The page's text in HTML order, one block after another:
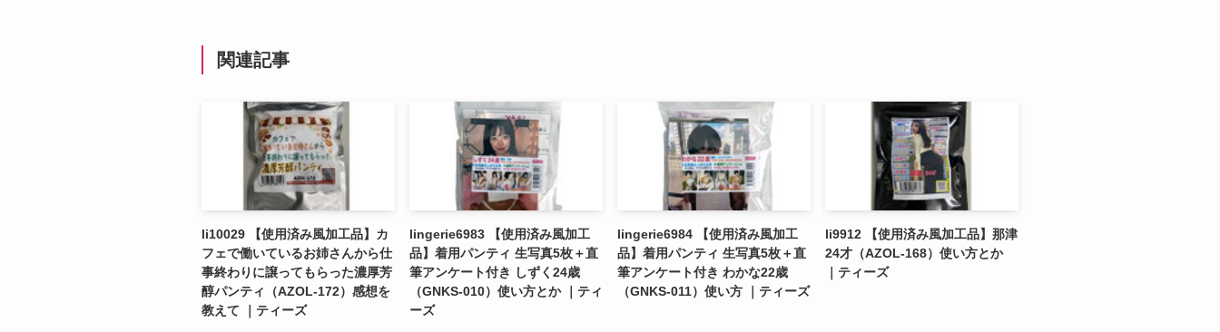
関連記事
li10029 【使用済み風加工品】カ
フェで働いているお姉さんから仕
事終わりに譲ってもらった濃厚芳
醇パンティ（AZOL-172）感想を
教えて ｜ティーズ
lingerie6983 【使用済み風加工
品】着用パンティ 生写真5枚＋直
筆アンケート付き しずく24歳
（GNKS-010）使い方とか ｜ティ
ーズ
lingerie6984 【使用済み風加工
品】着用パンティ 生写真5枚＋直
筆アンケート付き わかな22歳
（GNKS-011）使い方 ｜ティーズ
li9912 【使用済み風加工品】那津
24才（AZOL-168）使い方とか
｜ティーズ